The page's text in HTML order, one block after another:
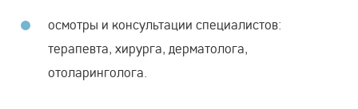
осмотры и консультации специалистов:
терапевта, хирурга, дерматолога,
отоларинголога.